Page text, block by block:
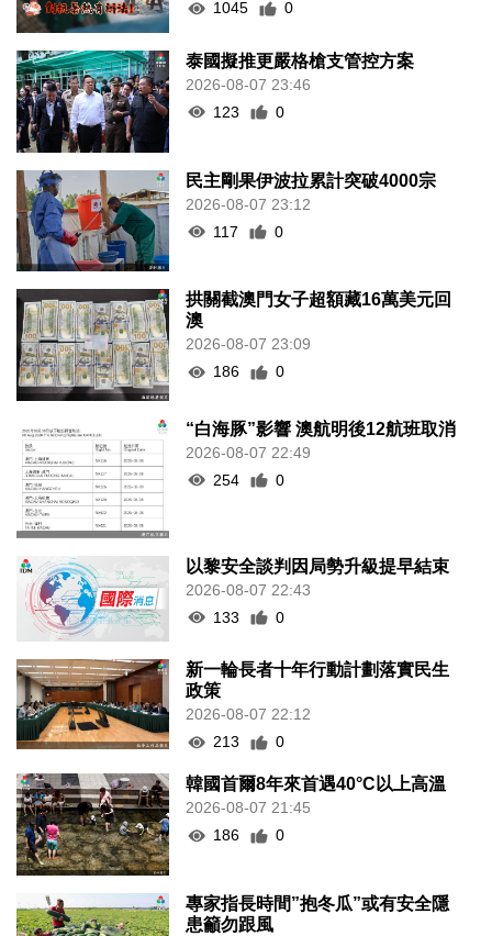
1045 0
泰國擬推更嚴格槍支管控方案
2026-08-07 23:46
123
0
民主剛果伊波拉累計突破4000宗
2026-08-07 23:12
117
0
拱關截澳門女子超額藏16萬美元回
澳
2026-08-07 23:09
186
0
“白海豚”影響 澳航明後12航班取消
2026-08-07 22:49
254
0
以黎安全談判因局勢升級提早結束
2026-08-07 22:43
133
0
新一輪長者十年行動計劃落實民生
政策
2026-08-07 22:12
213
0
韓國首爾8年來首遇40°C以上高溫
2026-08-07 21:45
186
0
專家指長時間”抱冬瓜”或有安全隱
患籲勿跟風